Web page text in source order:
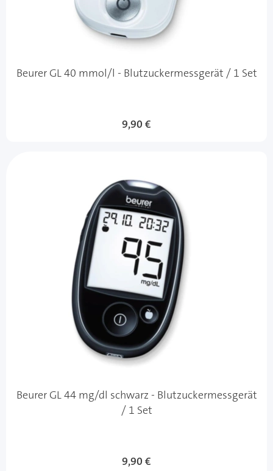
Beurer GL 40 mmol/l - Blutzuckermessgerät / 1 Set
9,90 €
Beurer GL 44 mg/dl schwarz - Blutzuckermessgerät
/ 1 Set
9,90 €